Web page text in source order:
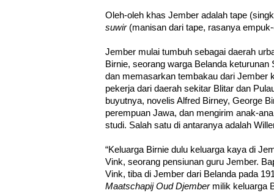
Oleh-oleh khas Jember adalah tape
suwir(manisan dari tape, rasanya
Jember mulai tumbuh sebagai daerah
Birnie, seorang warga Belanda
dan memasarkan tembakau dari Jember
pekerja dari daerah sekitar Blitar dan
buyutnya, novelis Alfred Birney, George
perempuan Jawa, dan mengirim anak-
studi. Salah satu di antaranya adalah
“Keluarga Birnie dulu keluarga kaya di
Vink, seorang pensiunan guru Jember.
Vink, tiba di Jember dari Belanda pada
Maatschapij Oud Djembermilik keluarga